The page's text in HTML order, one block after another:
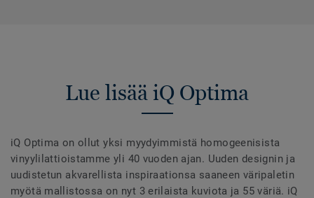
Lue lisää iQ Optima
iQ Optima on ollut yksi myydyimmistä homogeenisista
vinyylilattioistamme yli 40 vuoden ajan. Uuden designin ja
uudistetun akvarellista inspiraationsa saaneen väripaletin
myötä mallistossa on nyt 3 erilaista kuviota ja 55 väriä. iQ